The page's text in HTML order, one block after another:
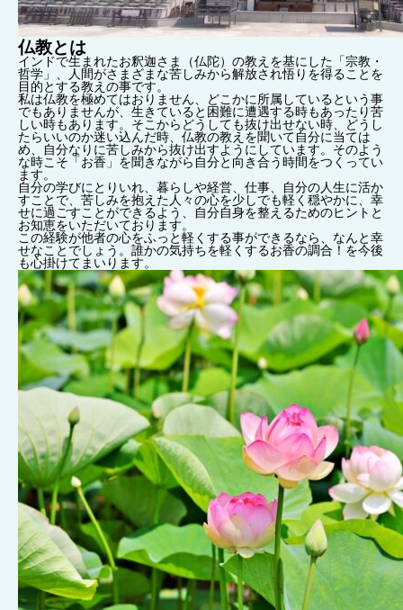
仏教とは
インドで生まれたお釈迦さま（仏陀）の教えを基にした「宗教・
哲学」、
人間がさまざまな苦しみから解放され悟りを得ることを
目的とする教えの事です。
私は仏教を極めてはおりません、どこかに所属しているという事
でもありませんが、生きていると困難に遭遇する時もあったり苦
しい時もあります。そこからどうしても抜け出せない時、どうし
たらいいのか迷い込んだ時、仏教の教えを聞いて自分に当ては
め、自分なりに苦しみから抜け出すようにしています。そのよう
な時こそ「お香」を聞きながら自分と向き合う時間をつくってい
ます。
自分の学びにとりいれ、暮らしや経営、仕事、自分の人生に活か
すことで、苦しみを抱えた人々の心を少しでも軽く穏やかに、幸
せに過ごすことができるよう、自分自身を整えるためのヒントと
お知恵をいただいております。
この経験が他者の心をふっと軽くする事ができるなら、なんと幸
せなことでしょう。誰かの気持ちを軽くするお香の調合！を今後
も心掛けてまいります。